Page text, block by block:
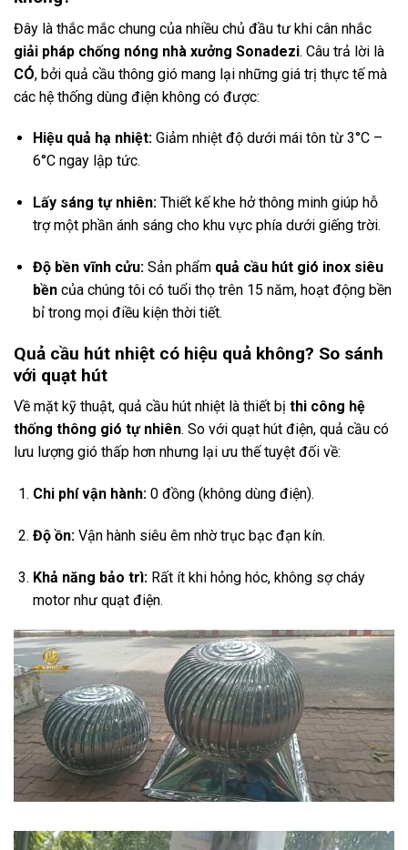
Đây là thắc mắc chung của nhiều chủ đầu tư khi cân nhắc
giải pháp chống nóng nhà xưởng Sonadezi. Câu trả lời là
CÓ, bởi quả cầu thông gió mang lại những giá trị thực tế mà
các hệ thống dùng điện không có được:
Hiệu quả hạ nhiệt:Giảm nhiệt độ dưới mái tôn từ 3°C –
6°C ngay lập tức.
Lấy sáng tự nhiên:Thiết kế khe hở thông minh giúp hỗ
trợ một phần ánh sáng cho khu vực phía dưới giếng trời.
Độ bền vĩnh cửu:Sản phẩm quả cầu hút gió inox siêu
bềncủa chúng tôi có tuổi thọ trên 15 năm, hoạt động bền
bỉ trong mọi điều kiện thời tiết.
Quả cầu hút nhiệt có hiệu quả không? So sánh
với quạt hút
Về mặt kỹ thuật, quả cầu hút nhiệt là thiết bị thi công hệ
thống thông gió tự nhiên. So với quạt hút điện, quả cầu có
lưu lượng gió thấp hơn nhưng lại ưu thế tuyệt đối về:
Chi phí vận hành:0 đồng (không dùng điện).
Độ ồn:Vận hành siêu êm nhờ trục bạc đạn kín.
Khả năng bảo trì:Rất ít khi hỏng hóc, không sợ cháy
motor như quạt điện.